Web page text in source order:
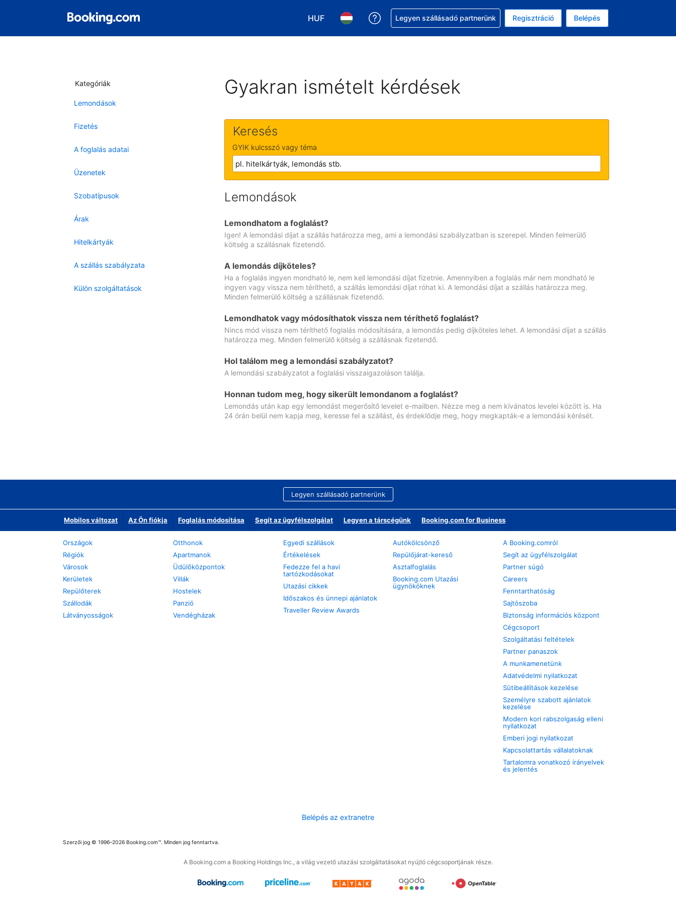
HUF
Válasszon pénznemet. Jelenlegi kiválasztott pénznem: magyar forint
Válasszon nyelvet. Jelenleg kiválasztott nyelv: Magyar
Segítség a foglalással
Legyen szállásadó partnerünk Regisztráció Belépés
Kategóriák
Lemondások
Fizetés
A foglalás adatai
Üzenetek
Szobatípusok
Árak
Hitelkártyák
A szállás szabályzata
Külön szolgáltatások
Gyakran ismételt kérdések
Keresés
GYIK kulcsszó vagy téma
Lemondások
Lemondhatom a foglalást?
Igen! A lemondási díjat a szállás határozza meg, ami a lemondási szabályzatban is szerepel. Minden felmerülő
költség a szállásnak fizetendő.
A lemondás díjköteles?
Ha a foglalás ingyen mondható le, nem kell lemondási díjat fizetnie. Amennyiben a foglalás már nem mondható le
ingyen vagy vissza nem téríthető, a szállás lemondási díjat róhat ki. A lemondási díjat a szállás határozza meg.
Minden felmerülő költség a szállásnak fizetendő.
Lemondhatok vagy módosíthatok vissza nem téríthető foglalást?
Nincs mód vissza nem téríthető foglalás módosítására, a lemondás pedig díjköteles lehet. A lemondási díjat a szállás
határozza meg. Minden felmerülő költség a szállásnak fizetendő.
Hol találom meg a lemondási szabályzatot?
A lemondási szabályzatot a foglalási visszaigazoláson találja.
Honnan tudom meg, hogy sikerült lemondanom a foglalást?
Lemondás után kap egy lemondást megerősítő levelet e-mailben. Nézze meg a nem kívánatos levelei között is. Ha
24 órán belül nem kapja meg, keresse fel a szállást, és érdeklődje meg, hogy megkapták-e a lemondási kérését.
Legyen szállásadó partnerünk
Mobilos változat Az Ön fiókja Foglalás módosítása Segít az ügyfélszolgálat Legyen a társcégünk Booking.com for Business
Országok
Régiók
Városok
Kerületek
Repülőterek
Szállodák
Látványosságok
Otthonok
Apartmanok
Üdülőközpontok
Villák
Hostelek
Panzió
Vendégházak
Egyedi szállások
Értékelések
Fedezze fel a havi
tartózkodásokat
Utazási cikkek
Időszakos és ünnepi ajánlatok
Traveller Review Awards
Autókölcsönző
Repülőjárat-kereső
Asztalfoglalás
Booking.com Utazási
ügynököknek
A Booking.comról
Segít az ügyfélszolgálat
Partner súgó
Careers
Fenntarthatóság
Sajtószoba
Biztonság információs központ
Cégcsoport
Szolgáltatási feltételek
Partner panaszok
A munkamenetünk
Adatvédelmi nyilatkozat
Sütibeállítások kezelése
Személyre szabott ajánlatok
kezelése
Modern kori rabszolgaság elleni
nyilatkozat
Emberi jogi nyilatkozat
Kapcsolattartás vállalatoknak
Tartalomra vonatkozó irányelvek
és jelentés
Belépés az extranetre
Szerzői jog © 1996–2026 Booking.com™. Minden jog fenntartva.
A Booking.com a Booking Holdings Inc., a világ vezető utazási szolgáltatásokat nyújtó cégcsoportjának része.